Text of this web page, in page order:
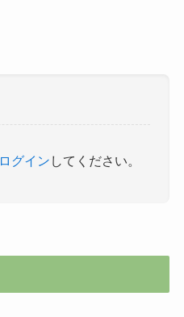
ログイン してください。